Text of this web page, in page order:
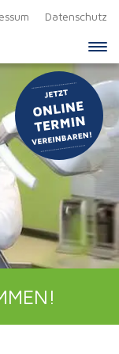
Datenschutz